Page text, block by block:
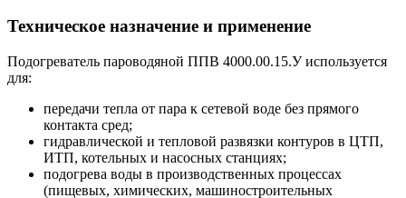
Техническое назначение и применение
Подогреватель пароводяной ППВ 4000.00.15.У используется
для:
передачи тепла от пара к сетевой воде без прямого
контакта сред;
гидравлической и тепловой развязки контуров в ЦТП,
ИТП, котельных и насосных станциях;
подогрева воды в производственных процессах
(пищевых, химических, машиностроительных